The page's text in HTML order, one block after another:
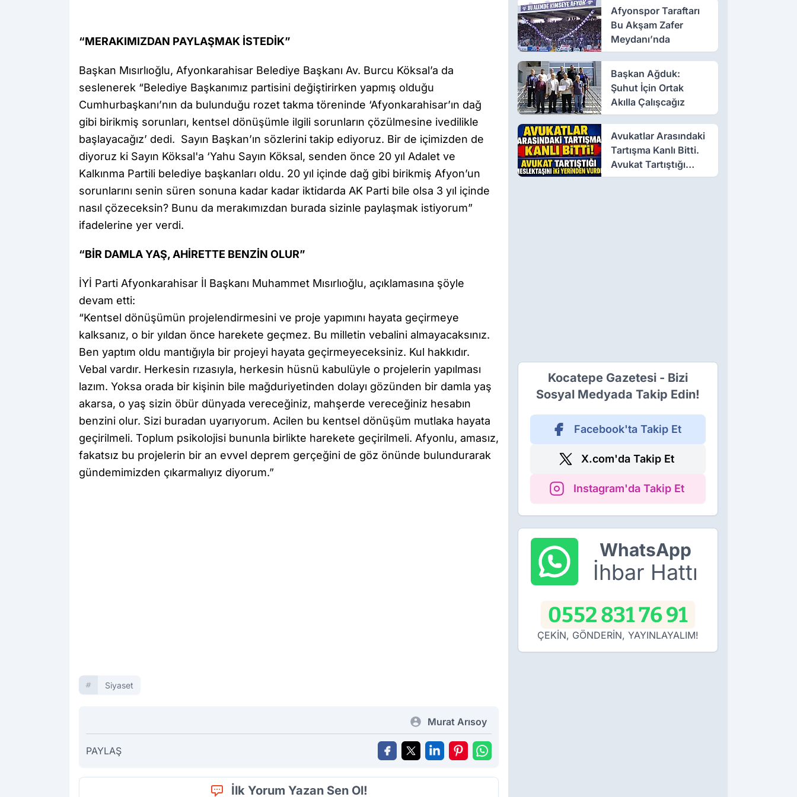
“MERAKIMIZDAN PAYLAŞMAK İSTEDİK”
Başkan Mısırlıoğlu, Afyonkarahisar Belediye Başkanı Av. Burcu Köksal’a da
seslenerek “Belediye Başkanımız partisini değiştirirken yapmış olduğu
Cumhurbaşkanı’nın da bulunduğu rozet takma töreninde ‘Afyonkarahisar’ın dağ
gibi birikmiş sorunları, kentsel dönüşümle ilgili sorunların çözülmesine ivedilikle
başlayacağız’ dedi. Sayın Başkan’ın sözlerini takip ediyoruz. Bir de içimizden de
diyoruz ki Sayın Köksal'a ‘Yahu Sayın Köksal, senden önce 20 yıl Adalet ve
Kalkınma Partili belediye başkanları oldu. 20 yıl içinde dağ gibi birikmiş Afyon’un
sorunlarını senin süren sonuna kadar kadar iktidarda AK Parti bile olsa 3 yıl içinde
nasıl çözeceksin? Bunu da merakımızdan burada sizinle paylaşmak istiyorum”
ifadelerine yer verdi.
“BİR DAMLA YAŞ, AHİRETTE BENZİN OLUR”
İYİ Parti Afyonkarahisar İl Başkanı Muhammet Mısırlıoğlu, açıklamasına şöyle
devam etti:
“Kentsel dönüşümün projelendirmesini ve proje yapımını hayata geçirmeye
kalksanız, o bir yıldan önce harekete geçmez. Bu milletin vebalini almayacaksınız.
Ben yaptım oldu mantığıyla bir projeyi hayata geçirmeyeceksiniz. Kul hakkıdır.
Vebal vardır. Herkesin rızasıyla, herkesin hüsnü kabulüyle o projelerin yapılması
lazım. Yoksa orada bir kişinin bile mağduriyetinden dolayı gözünden bir damla yaş
akarsa, o yaş sizin öbür dünyada vereceğiniz, mahşerde vereceğiniz hesabın
benzini olur. Sizi buradan uyarıyorum. Acilen bu kentsel dönüşüm mutlaka hayata
geçirilmeli. Toplum psikolojisi bununla birlikte harekete geçirilmeli. Afyonlu, amasız,
fakatsız bu projelerin bir an evvel deprem gerçeğini de göz önünde bulundurarak
gündemimizden çıkarmalıyız diyorum.”
Siyaset
Murat Arısoy
PAYLAŞ
İlk Yorum Yazan Sen Ol!
Afyonspor Taraftarı
Bu Akşam Zafer
Meydanı’nda
Başkan Ağduk:
Şuhut İçin Ortak
Akılla Çalışcağız
Avukatlar Arasındaki
Tartışma Kanlı Bitti.
Avukat Tartıştığı
Meslektaşını İki
Kocatepe Gazetesi - Bizi
Sosyal Medyada Takip Edin!
Facebook'ta Takip Et
X.com'da Takip Et
Instagram'da Takip Et
WhatsApp
İhbar Hattı
0552 831 76 91
ÇEKİN, GÖNDERİN, YAYINLAYALIM!